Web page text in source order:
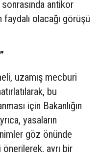
sonrasında antikor
faydalı olacağı görüşü
uzamış mecburi
bu
için Bakanlığın
yasaların
göz önünde
ayrı bir